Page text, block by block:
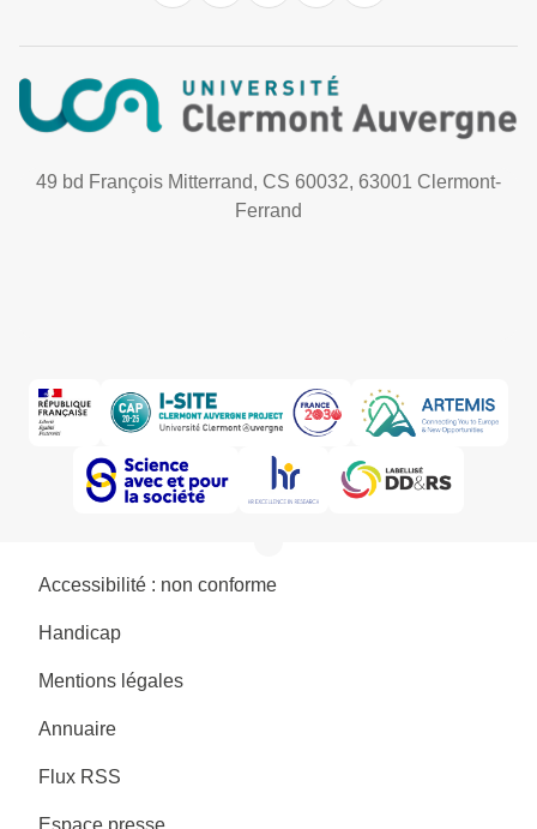
49 bd François Mitterrand, CS 60032, 63001 Clermont-
Ferrand
Accessibilité : non conforme
Handicap
Mentions légales
Annuaire
Flux RSS